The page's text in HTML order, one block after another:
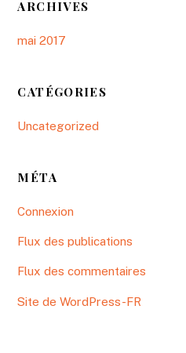
ARCHIVES
mai 2017
CATÉGORIES
Uncategorized
MÉTA
Connexion
Flux des publications
Flux des commentaires
Site de WordPress-FR